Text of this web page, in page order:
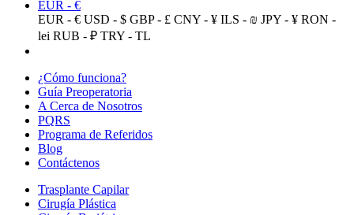
EUR - €
EUR - € USD - $ GBP - £ CNY - ¥ ILS - ₪ JPY - ¥ RON -
lei RUB - ₽ TRY - TL
¿Cómo funciona?
Guía Preoperatoria
A Cerca de Nosotros
PQRS
Programa de Referidos
Blog
Contáctenos
Trasplante Capilar
Cirugía Plástica